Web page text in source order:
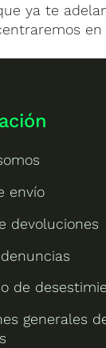
ya te
envío
devoluciones
de
generales